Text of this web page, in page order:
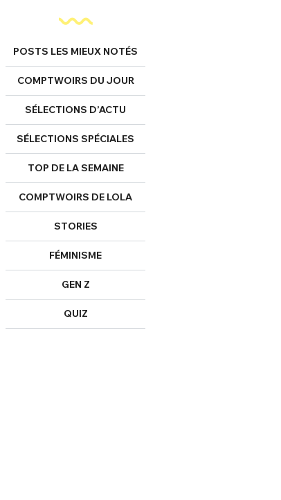
POSTS LES MIEUX NOTÉS
COMPTWOIRS DU JOUR
SÉLECTIONS D’ACTU
SÉLECTIONS SPÉCIALES
TOP DE LA SEMAINE
COMPTWOIRS DE LOLA
STORIES
FÉMINISME
GEN Z
QUIZ
Mot de passe perdu ?
FERMER
Thread
PARTI